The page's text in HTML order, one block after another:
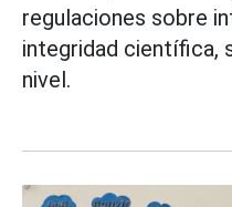
regulaciones sobre
integridad científica,
nivel.